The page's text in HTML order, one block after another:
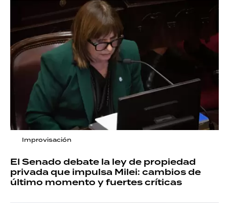
Improvisación
El Senado debate la ley de propiedad
privada que impulsa Milei: cambios de
último momento y fuertes críticas